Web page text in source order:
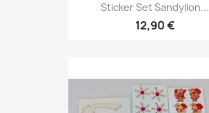
Sticker Set Sandylion...
12,90 €